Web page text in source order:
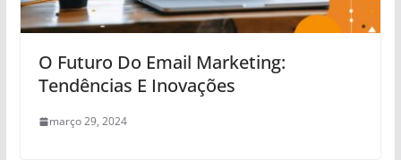
O Futuro Do Email Marketing:
Tendências E Inovações
março 29, 2024